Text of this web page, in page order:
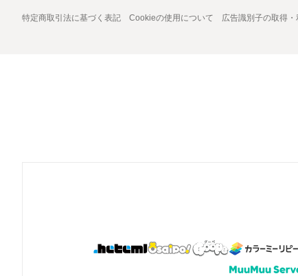
特定商取引法に基づく表記 Cookieの使用について 広告識別子の取得・